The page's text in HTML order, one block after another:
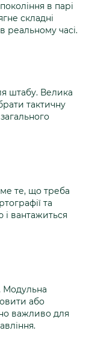
в парі
складні
реальному часі.
штабу. Велика
тактичну
те, що треба
та
і вантажиться
Модульна
або
важливо для